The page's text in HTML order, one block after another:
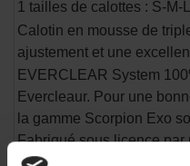
1 tailles de calottes : S-M-L
Calotin en mousse de
ajustement et une
EVERCLEAR System
Evercleaur. Pour une
la gamme Scorpion Exo
Fabriqué sous licence
spécialiste du traitement